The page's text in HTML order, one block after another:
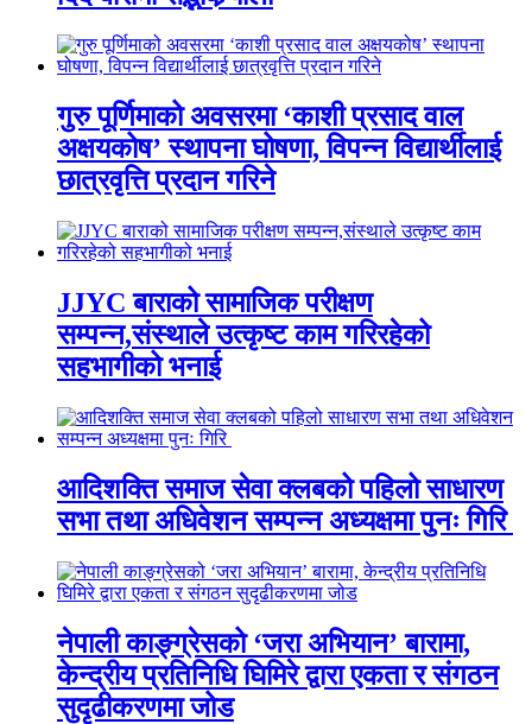
गुरु पूर्णिमाको अवसरमा ‘काशी प्रसाद वाल
अक्षयकोष’ स्थापना घोषणा, विपन्न विद्यार्थीलाई
छात्रवृत्ति प्रदान गरिने
JJYC बाराको सामाजिक परीक्षण
सम्पन्न,संस्थाले उत्कृष्ट काम गरिरहेको
सहभागीको भनाई
आदिशक्ति समाज सेवा क्लबको पहिलो साधारण
सभा तथा अधिवेशन सम्पन्न अध्यक्षमा पुनः गिरि
नेपाली काङ्ग्रेसको ‘जरा अभियान’ बारामा,
केन्द्रीय प्रतिनिधि घिमिरे द्वारा एकता र संगठन
सुदृढीकरणमा जोड